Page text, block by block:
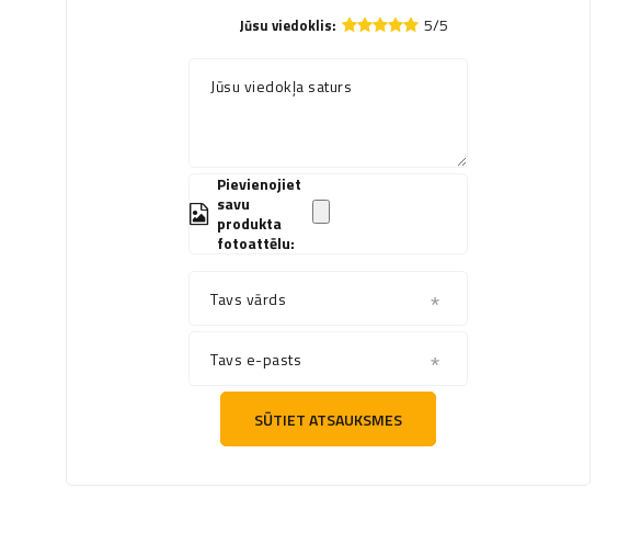
Jūsu viedoklis: 5/5
Jūsu viedokļa saturs
Pievienojiet
savu
produkta
fotoattēlu:
Tavs vārds
Tavs e-pasts
SŪTIET ATSAUKSMES